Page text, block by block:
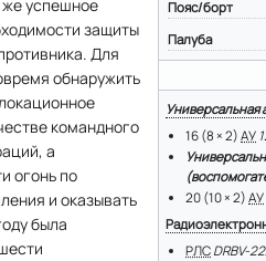
Пояс/борт
Палуба
Универсальная
16 (8 × 2)АУ
20 (10 × 2)АУ
РЛС DRBV-
же успешное
защиты
Для
обнаружить
командного
а
огонь по
и оказывать
была